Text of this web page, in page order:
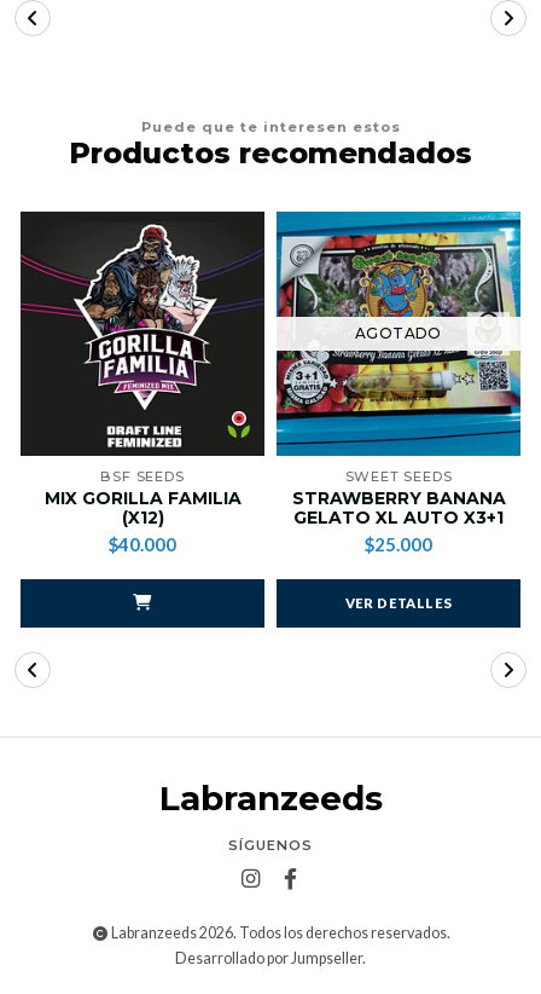
Puede que te interesen estos
Productos recomendados
BSF SEEDS
MIX GORILLA FAMILIA
(X12)
$40.000
AGOTADO
SWEET SEEDS
STRAWBERRY BANANA
GELATO XL AUTO X3+1
$25.000
VER DETALLES
Labranzeeds
SÍGUENOS
Labranzeeds 2026. Todos los derechos reservados.
Desarrollado por Jumpseller.